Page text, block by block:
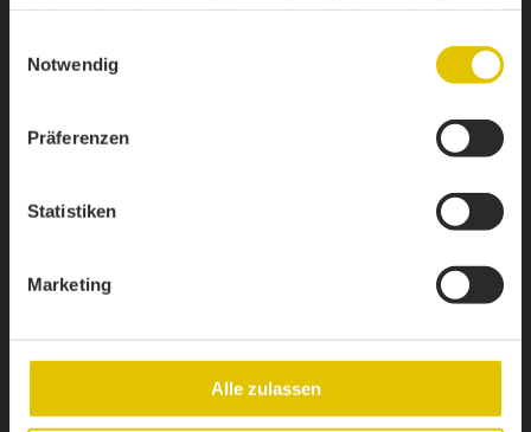
Notwendig
Präferenzen
Statistiken
Marketing
Alle zulassen